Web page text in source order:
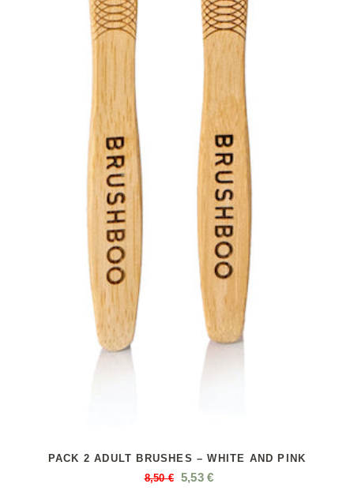
PACK 2 ADULT BRUSHES – WHITE AND PINK
8,50€ 5,53€